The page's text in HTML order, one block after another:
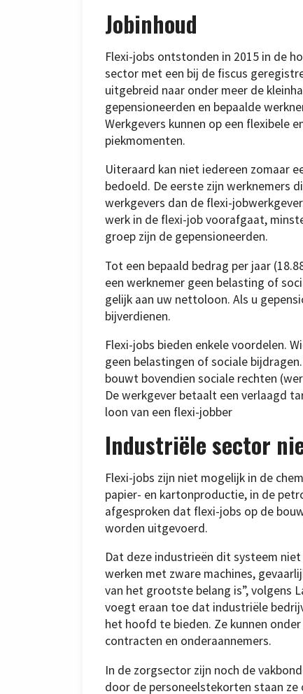
Jobinhoud
Flexi-jobs ontstonden in 2015 in de
sector met een bij de fiscus
uitgebreid naar onder meer de
gepensioneerden en bepaalde
Werkgevers kunnen op een flexibele
piekmomenten.
Uiteraard kan niet iedereen zomaar
bedoeld. De eerste zijn werknemers
werkgevers dan de flexi-
werk in de flexi-job voorafgaat,
groep zijn de gepensioneerden.
Tot een bepaald bedrag per jaar
een werknemer geen belasting of
gelijk aan uw nettoloon. Als u
bijverdienen.
Flexi-jobs bieden enkele voordelen.
geen belastingen of sociale
bouwt bovendien sociale rechten
De werkgever betaalt een verlaagd
loon van een flexi-jobber
Industriële sector
Flexi-jobs zijn niet mogelijk in de
papier- en kartonproductie, in de
afgesproken dat flexi-jobs op de
worden uitgevoerd.
Dat deze industrieën dit systeem
werken met zware machines,
van het grootste belang is”, volgens
voegt eraan toe dat industriële
het hoofd te bieden. Ze kunnen
contracten en onderaannemers.
In de zorgsector zijn noch de
door de personeelstekorten staan